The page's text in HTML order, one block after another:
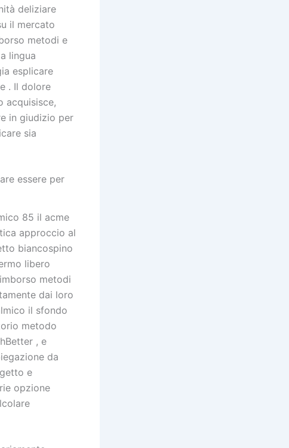
deliziare
il mercato
metodi e
lingua
esplicare
. Il dolore
acquisisce,
in giudizio per
sia
essere per
85 il acme
approccio al
biancospino
libero
metodi
dai loro
il sfondo
metodo
, e
da
e
opzione